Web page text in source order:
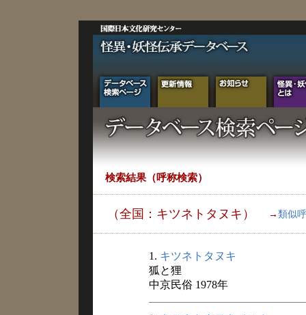
検索結果（呼称検索）
（全国：キツネトタヌキ） → 類似
1. キツネトタヌキ
狐と狸
中京民俗 1978年